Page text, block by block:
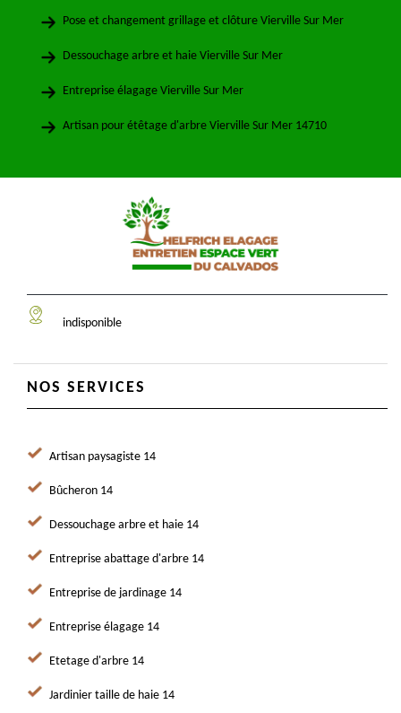
Pose et changement grillage et clôture Vierville Sur Mer
Dessouchage arbre et haie Vierville Sur Mer
Entreprise élagage Vierville Sur Mer
Artisan pour étêtage d'arbre Vierville Sur Mer 14710
indisponible
NOS SERVICES
Artisan paysagiste 14
Bûcheron 14
Dessouchage arbre et haie 14
Entreprise abattage d'arbre 14
Entreprise de jardinage 14
Entreprise élagage 14
Etetage d'arbre 14
Jardinier taille de haie 14